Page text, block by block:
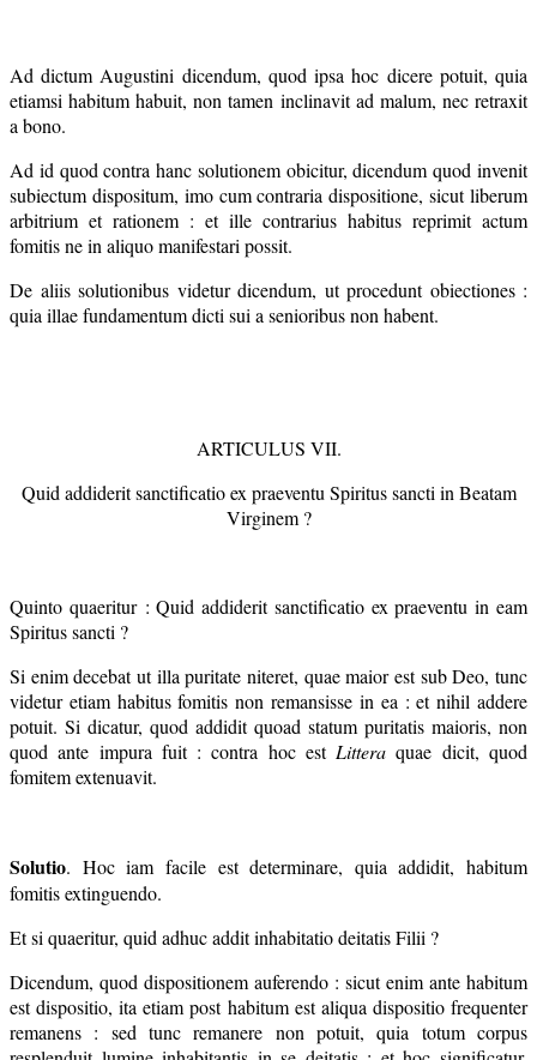
Ad dictum Augustini dicendum, quod ipsa hoc dicere potuit, quia
etiamsi habitum habuit, non tamen inclinavit ad malum, nec retraxit
a bono.
Ad id quod contra hanc solutionem obicitur, dicendum quod invenit
subiectum dispositum, imo cum contraria dispositione, sicut liberum
arbitrium et rationem : et ille contrarius habitus reprimit actum
fomitis ne in aliquo manifestari possit.
De aliis solutionibus videtur dicendum, ut procedunt obiectiones :
quia illae fundamentum dicti sui a senioribus non habent.
ARTICULUS VII.
Quid addiderit sanctificatio ex praeventu Spiritus sancti in Beatam
Virginem ?
Quinto quaeritur : Quid addiderit sanctificatio ex praeventu in eam
Spiritus sancti ?
Si enim decebat ut illa puritate niteret, quae maior est sub Deo, tunc
videtur etiam habitus fomitis non remansisse in ea : et nihil addere
potuit. Si dicatur, quod addidit quoad statum puritatis maioris, non
quod ante impura fuit : contra hoc est Littera quae dicit, quod
fomitem extenuavit.
Solutio. Hoc iam facile est determinare, quia addidit, habitum
fomitis extinguendo.
Et si quaeritur, quid adhuc addit inhabitatio deitatis Filii ?
Dicendum, quod dispositionem auferendo : sicut enim ante habitum
est dispositio, ita etiam post habitum est aliqua dispositio frequenter
remanens : sed tunc remanere non potuit, quia totum corpus